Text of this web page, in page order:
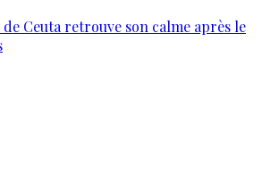
Ceuta retrouve son calme après le